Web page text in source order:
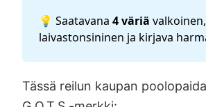
💡 Saatavana 4 väriä
laivastonsininen ja kirjava
Tässä reilun kaupan